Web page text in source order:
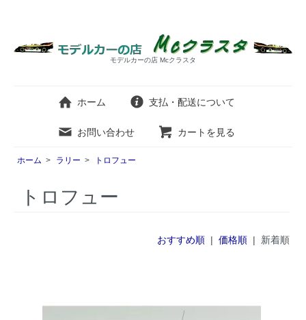
モデルカーの店 Mcクラスタ
ホーム 支払・配送について
お問い合わせ カートを見る
ホーム > ラリー > トロフュー
トロフュー
おすすめ順| 価格順| 新着順